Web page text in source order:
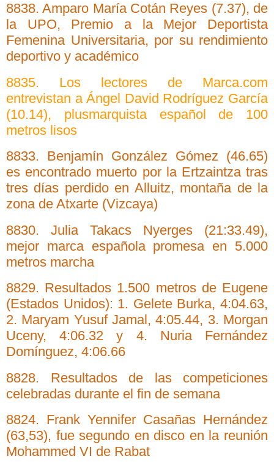
8838. Amparo María Cotán Reyes (7.37), de
la UPO, Premio a la Mejor Deportista
Femenina Universitaria, por su rendimiento
deportivo y académico
8835. Los lectores de Marca.com
entrevistan a Ángel David Rodríguez García
(10.14), plusmarquista español de 100
metros lisos
8833. Benjamín González Gómez (46.65)
es encontrado muerto por la Ertzaintza tras
tres días perdido en Alluitz, montaña de la
zona de Atxarte (Vizcaya)
8830. Julia Takacs Nyerges (21:33.49),
mejor marca española promesa en 5.000
metros marcha
8829. Resultados 1.500 metros de Eugene
(Estados Unidos): 1. Gelete Burka, 4:04.63,
2. Maryam Yusuf Jamal, 4:05.44, 3. Morgan
Uceny, 4:06.32 y 4. Nuria Fernández
Domínguez, 4:06.66
8828. Resultados de las competiciones
celebradas durante el fin de semana
8824. Frank Yennifer Casañas Hernández
(63,53), fue segundo en disco en la reunión
Mohammed VI de Rabat